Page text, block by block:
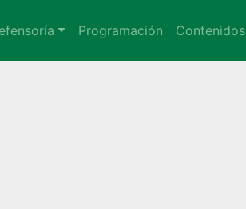
Programación Contenidos